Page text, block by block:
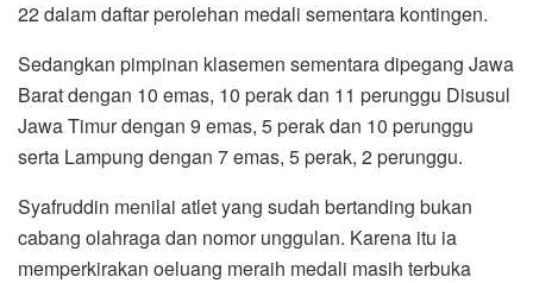
22 dalam daftar perolehan medali sementara kontingen.
Sedangkan pimpinan klasemen sementara dipegang Jawa
Barat dengan 10 emas, 10 perak dan 11 perunggu Disusul
Jawa Timur dengan 9 emas, 5 perak dan 10 perunggu
serta Lampung dengan 7 emas, 5 perak, 2 perunggu.
Syafruddin menilai atlet yang sudah bertanding bukan
cabang olahraga dan nomor unggulan. Karena itu ia
memperkirakan oeluang meraih medali masih terbuka